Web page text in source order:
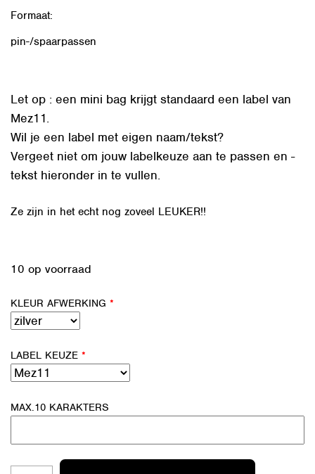
Formaat:
pin-/spaarpassen
Let op : een mini bag krijgt standaard een label van
Mez11.
Wil je een label met eigen naam/tekst?
Vergeet niet om jouw labelkeuze aan te passen en -
tekst hieronder in te vullen.
Ze zijn in het echt nog zoveel LEUKER!!
10 op voorraad
KLEUR AFWERKING *
LABEL KEUZE *
MAX.10 KARAKTERS